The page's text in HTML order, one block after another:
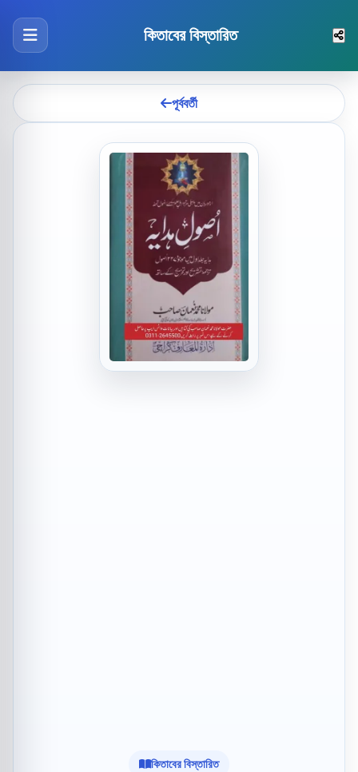
কিতাবের বিস্তারিত
পূর্ববর্তী
কিতাবের বিস্তারিত